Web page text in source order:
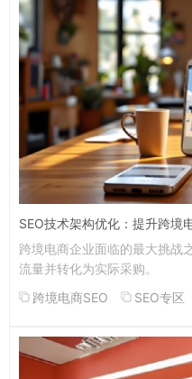
SEO技术架构优化：提升跨境
跨境电商企业面临的最大挑战
流量并转化为实际采购。
跨境电商SEO
SEO专区